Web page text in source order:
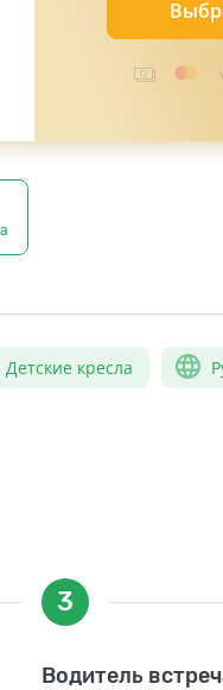
Детские кресла
3
Водитель